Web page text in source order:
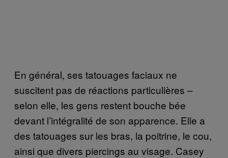
En général, ses tatouages faciaux ne
suscitent pas de réactions particulières –
selon elle, les gens restent bouche bée
devant l’intégralité de son apparence. Elle a
des tatouages sur les bras, la poitrine, le cou,
ainsi que divers piercings au visage. Casey